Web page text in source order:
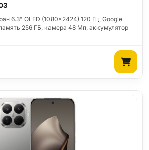
6.3" OLED (1080x2424) 120 Гц, Google
256 ГБ, камера 48 Мп, аккумулятор